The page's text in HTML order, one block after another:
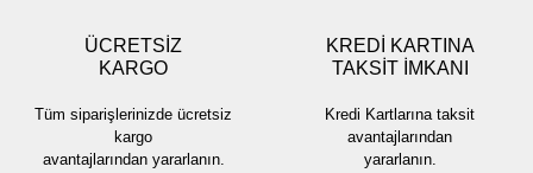
ÜCRETSİZ
KARGO
Tüm siparişlerinizde ücretsiz
kargo
avantajlarından yararlanın.
KREDİ KARTINA
TAKSİT İMKANI
Kredi Kartlarına taksit
avantajlarından
yararlanın.